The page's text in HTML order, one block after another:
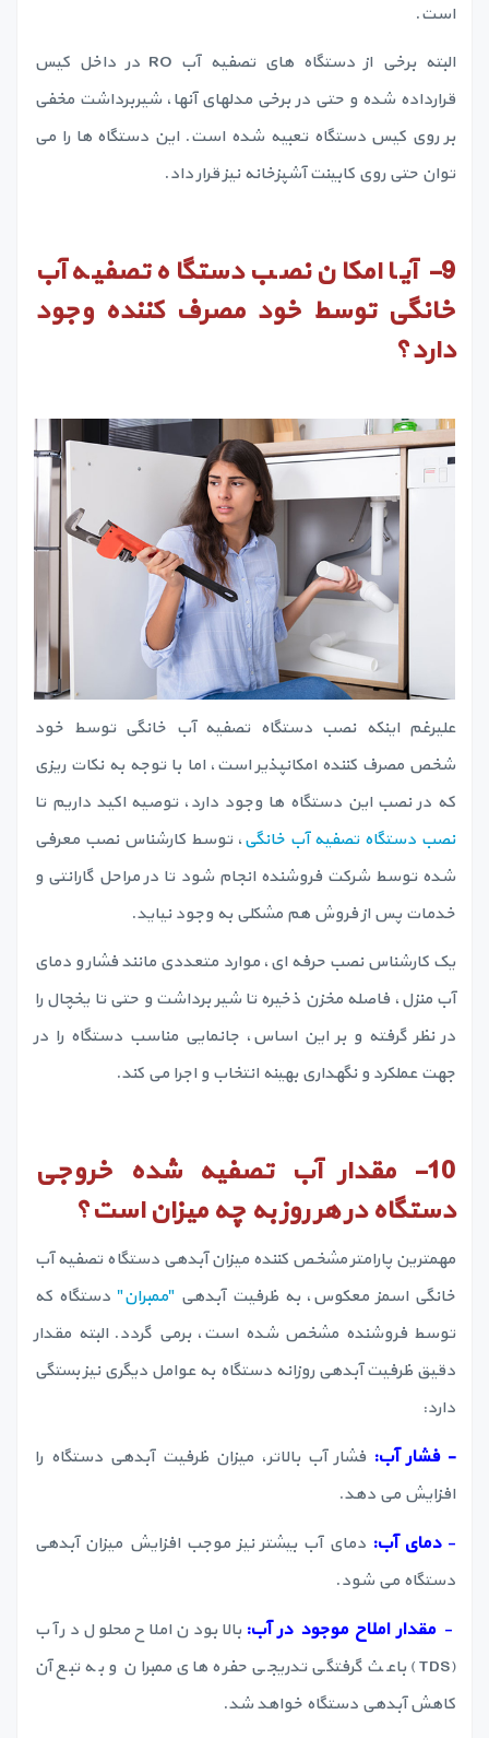
است.
البته برخی از دستگاه های تصفیه آب RO در داخل کیس
قرارداده شده و حتی در برخی مدلهای آنها، شیربرداشت مخفی
بر روی کیس دستگاه تعبیه شده است. این دستگاه ها را می
توان حتی روی کابینت آشپزخانه نیز قرار داد.
9-
آیا امکان نصب دستگاه تصفیه آب
خانگی توسط خود مصرف کننده وجود
دارد؟
علیرغم اینکه نصب دستگاه تصفیه آب خانگی توسط خود
شخص مصرف کننده امکانپذیر است، اما با توجه به نکات ریزی
که در نصب این دستگاه ها وجود دارد، توصیه اکید داریم تا
نصب دستگاه تصفیه آب خانگی، توسط کارشناس نصب معرفی
شده توسط شرکت فروشنده انجام شود تا در مراحل گارانتی و
خدمات پس از فروش هم مشکلی به وجود نیاید.
یک کارشناس نصب حرفه ای، موارد متعددی مانند فشار و دمای
آب منزل، فاصله مخزن ذخیره تا شیر برداشت و حتی تا یخچال را
در نظر گرفته و بر این اساس، جانمایی مناسب دستگاه را در
جهت عملکرد و نگهداری بهینه انتخاب و اجرا می کند.
10-
مقدار آب تصفیه شده خروجی
دستگاه در هر روز به چه میزان است؟
مهمترین پارامتر مشخص کننده میزان آبدهی دستگاه تصفیه آب
خانگی اسمز معکوس، به ظرفیت آبدهی"ممبران" دستگاه که
توسط فروشنده مشخص شده است، برمی گردد. البته مقدار
دقیق ظرفیت آبدهی روزانه دستگاه به عوامل دیگری نیز بستگی
دارد:
- فشار آب: فشار آب بالاتر، میزان ظرفیت آبدهی دستگاه را
افزایش می دهد.
-دمای آب: دمای آب بیشتر نیز موجب افزایش میزان آبدهی
دستگاه می شود.
-مقدار املاح موجود در آب: بالا بودن املاح محلول در آب
(TDS) باعث گرفتگی تدریجی حفره های ممبران و به تبع آن
کاهش آبدهی دستگاه خواهد شد.